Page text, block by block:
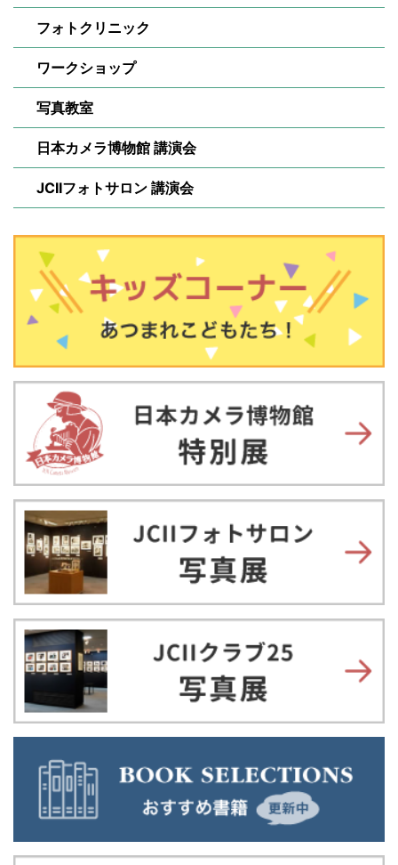
フォトクリニック
ワークショップ
写真教室
日本カメラ博物館 講演会
JCIIフォトサロン 講演会